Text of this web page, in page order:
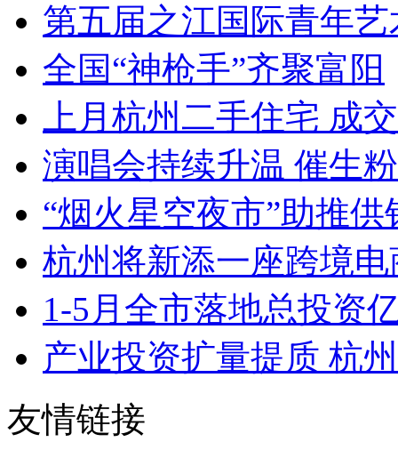
第五届之江国际青年
全国“神枪手”齐聚富阳
上月杭州二手住宅 成
演唱会持续升温 催生
“烟火星空夜市”助推供
杭州将新添一座跨境
1-5月全市落地总投资
产业投资扩量提质 杭
友情链接